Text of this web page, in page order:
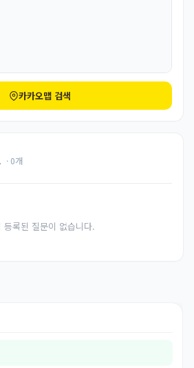
카카오맵 검색
· 0개
등록된 질문이 없습니다.